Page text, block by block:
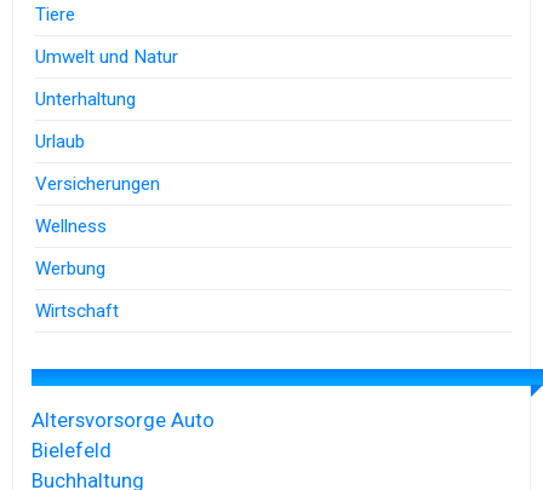
Tiere
Umwelt und Natur
Unterhaltung
Urlaub
Versicherungen
Wellness
Werbung
Wirtschaft
Altersvorsorge Auto
Bielefeld
Buchhaltung